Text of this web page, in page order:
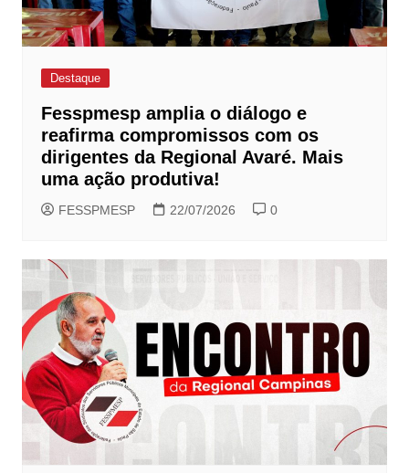
Destaque
Fesspmesp amplia o diálogo e
reafirma compromissos com os
dirigentes da Regional Avaré. Mais
uma ação produtiva!
FESSPMESP 22/07/2026 0